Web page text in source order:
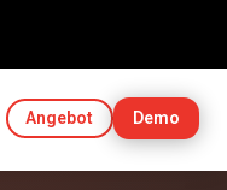
Angebot Demo